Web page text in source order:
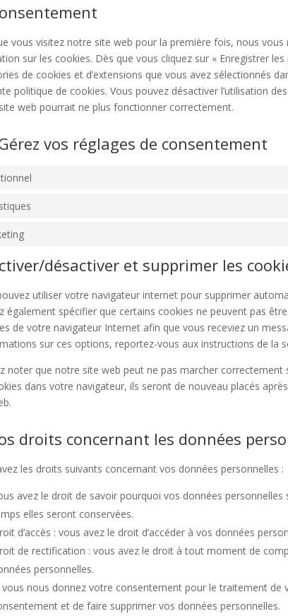
vous visitez notre site web pour la première fois, nous
sur les cookies. Dès que vous cliquez sur « Enregistrer
de cookies et d’extensions que vous avez sélectionnés
politique de cookies. Vous pouvez désactiver l’utilisation
web pourrait ne plus fonctionner correctement.
vos réglages de consentement
désactiver et supprimer les
utiliser votre navigateur internet pour supprimer
également spécifier que certains cookies ne peuvent pas
de votre navigateur Internet afin que vous receviez un
sur ces options, reportez-vous aux instructions de la
noter que notre site web peut ne pas marcher
dans votre navigateur, ils seront de nouveau placés
droits concernant les données
les droits suivants concernant vos données personnelles :
avez le droit de savoir pourquoi vos données
elles seront conservées.
d’accès : vous avez le droit d’accéder à vos données
de rectification : vous avez le droit à tout moment de
personnelles.
vous nous donnez votre consentement pour le traitement de
et de faire supprimer vos données personnelles.